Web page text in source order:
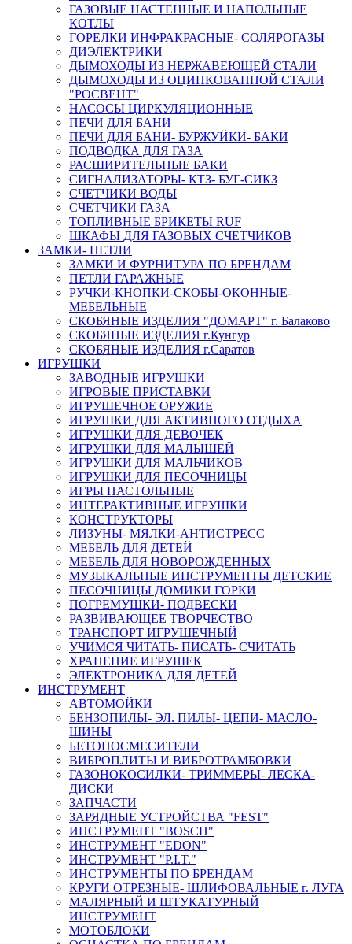
ГАЗОВЫЕ НАСТЕННЫЕ И НАПОЛЬНЫЕ
КОТЛЫ
ГОРЕЛКИ ИНФРАКРАСНЫЕ- СОЛЯРОГАЗЫ
ДИЭЛЕКТРИКИ
ДЫМОХОДЫ ИЗ НЕРЖАВЕЮЩЕЙ СТАЛИ
ДЫМОХОДЫ ИЗ ОЦИНКОВАННОЙ СТАЛИ
"РОСВЕНТ"
НАСОСЫ ЦИРКУЛЯЦИОННЫЕ
ПЕЧИ ДЛЯ БАНИ
ПЕЧИ ДЛЯ БАНИ- БУРЖУЙКИ- БАКИ
ПОДВОДКА ДЛЯ ГАЗА
РАСШИРИТЕЛЬНЫЕ БАКИ
СИГНАЛИЗАТОРЫ- КТЗ- БУГ-СИКЗ
СЧЕТЧИКИ ВОДЫ
СЧЕТЧИКИ ГАЗА
ТОПЛИВНЫЕ БРИКЕТЫ RUF
ШКАФЫ ДЛЯ ГАЗОВЫХ СЧЕТЧИКОВ
ЗАМКИ- ПЕТЛИ
ЗАМКИ И ФУРНИТУРА ПО БРЕНДАМ
ПЕТЛИ ГАРАЖНЫЕ
РУЧКИ-КНОПКИ-СКОБЫ-ОКОННЫЕ-
МЕБЕЛЬНЫЕ
СКОБЯНЫЕ ИЗДЕЛИЯ "ДОМАРТ" г. Балаково
СКОБЯНЫЕ ИЗДЕЛИЯ г.Кунгур
СКОБЯНЫЕ ИЗДЕЛИЯ г.Саратов
ИГРУШКИ
ЗАВОДНЫЕ ИГРУШКИ
ИГРОВЫЕ ПРИСТАВКИ
ИГРУШЕЧНОЕ ОРУЖИЕ
ИГРУШКИ ДЛЯ АКТИВНОГО ОТДЫХА
ИГРУШКИ ДЛЯ ДЕВОЧЕК
ИГРУШКИ ДЛЯ МАЛЫШЕЙ
ИГРУШКИ ДЛЯ МАЛЬЧИКОВ
ИГРУШКИ ДЛЯ ПЕСОЧНИЦЫ
ИГРЫ НАСТОЛЬНЫЕ
ИНТЕРАКТИВНЫЕ ИГРУШКИ
КОНСТРУКТОРЫ
ЛИЗУНЫ- МЯЛКИ-АНТИСТРЕСС
МЕБЕЛЬ ДЛЯ ДЕТЕЙ
МЕБЕЛЬ ДЛЯ НОВОРОЖДЕННЫХ
МУЗЫКАЛЬНЫЕ ИНСТРУМЕНТЫ ДЕТСКИЕ
ПЕСОЧНИЦЫ ДОМИКИ ГОРКИ
ПОГРЕМУШКИ- ПОДВЕСКИ
РАЗВИВАЮЩЕЕ ТВОРЧЕСТВО
ТРАНСПОРТ ИГРУШЕЧНЫЙ
УЧИМСЯ ЧИТАТЬ- ПИСАТЬ- СЧИТАТЬ
ХРАНЕНИЕ ИГРУШЕК
ЭЛЕКТРОНИКА ДЛЯ ДЕТЕЙ
ИНСТРУМЕНТ
АВТОМОЙКИ
БЕНЗОПИЛЫ- ЭЛ. ПИЛЫ- ЦЕПИ- МАСЛО-
ШИНЫ
БЕТОНОСМЕСИТЕЛИ
ВИБРОПЛИТЫ И ВИБРОТРАМБОВКИ
ГАЗОНОКОСИЛКИ- ТРИММЕРЫ- ЛЕСКА-
ДИСКИ
ЗАПЧАСТИ
ЗАРЯДНЫЕ УСТРОЙСТВА "FEST"
ИНСТРУМЕНТ "BOSCH"
ИНСТРУМЕНТ "EDON"
ИНСТРУМЕНТ "P.I.T."
ИНСТРУМЕНТЫ ПО БРЕНДАМ
КРУГИ ОТРЕЗНЫЕ- ШЛИФОВАЛЬНЫЕ г. ЛУГА
МАЛЯРНЫЙ И ШТУКАТУРНЫЙ
ИНСТРУМЕНТ
МОТОБЛОКИ